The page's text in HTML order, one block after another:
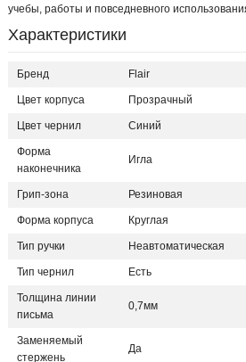
учебы, работы и повседневного
Характеристики
Бренд Flair
Цвет корпуса Прозрачный
Цвет чернил Синий
Форма
наконечника
Игла
Грип-зона Резиновая
Форма корпуса Круглая
Тип ручки Неавтоматическая
Тип чернил Есть
Толщина линии
письма
0,7мм
Заменяемый
стержень
Да